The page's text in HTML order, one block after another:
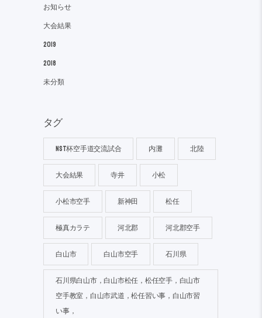
お知らせ
大会結果
2019
2018
未分類
タグ
NST杯空手道交流試合 内灘 北陸
大会結果 寺井 小松
小松市空手 新神田 松任
極真カラテ 河北郡 河北郡空手
白山市 白山市空手 石川県
石川県白山市，白山市松任，松任空手，白山市
空手教室，白山市武道，松任習い事，白山市習
い事，